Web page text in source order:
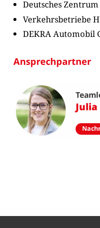
Deutsches
Verkehrsbetriebe
DEKRA Automobil
Ansprechpartner